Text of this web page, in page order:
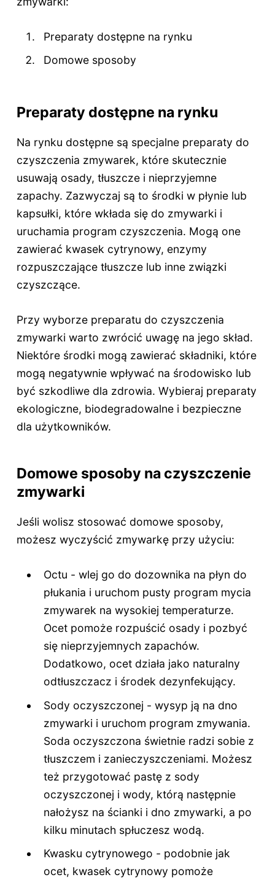
Preparaty dostępne na rynku
Domowe sposoby
Preparaty dostępne na rynku
Na rynku dostępne są specjalne preparaty do
czyszczenia zmywarek, które skutecznie
usuwają osady, tłuszcze i nieprzyjemne
zapachy. Zazwyczaj są to środki w płynie lub
kapsułki, które wkłada się do zmywarki i
uruchamia program czyszczenia. Mogą one
zawierać kwasek cytrynowy, enzymy
rozpuszczające tłuszcze lub inne związki
czyszczące.
Przy wyborze preparatu do czyszczenia
zmywarki warto zwrócić uwagę na jego skład.
Niektóre środki mogą zawierać składniki, które
mogą negatywnie wpływać na środowisko lub
być szkodliwe dla zdrowia. Wybieraj preparaty
ekologiczne, biodegradowalne i bezpieczne
dla użytkowników.
Domowe sposoby na czyszczenie
zmywarki
Jeśli wolisz stosować domowe sposoby,
możesz wyczyścić zmywarkę przy użyciu:
Octu - wlej go do dozownika na płyn do
płukania i uruchom pusty program mycia
zmywarek na wysokiej temperaturze.
Ocet pomoże rozpuścić osady i pozbyć
się nieprzyjemnych zapachów.
Dodatkowo, ocet działa jako naturalny
odtłuszczacz i środek dezynfekujący.
Sody oczyszczonej - wysyp ją na dno
zmywarki i uruchom program zmywania.
Soda oczyszczona świetnie radzi sobie z
tłuszczem i zanieczyszczeniami. Możesz
też przygotować pastę z sody
oczyszczonej i wody, którą następnie
nałożysz na ścianki i dno zmywarki, a po
kilku minutach spłuczesz wodą.
Kwasku cytrynowego - podobnie jak
ocet, kwasek cytrynowy pomoże